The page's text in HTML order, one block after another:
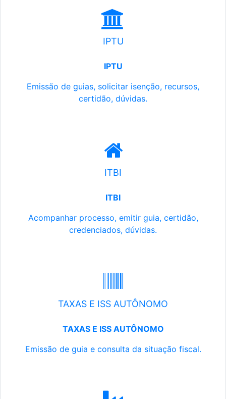
IPTU
IPTU
Emissão de guias, solicitar isenção, recursos,
certidão, dúvidas.
ITBI
ITBI
Acompanhar processo, emitir guia, certidão,
credenciados, dúvidas.
TAXAS E ISS AUTÔNOMO
TAXAS E ISS AUTÔNOMO
Emissão de guia e consulta da situação fiscal.